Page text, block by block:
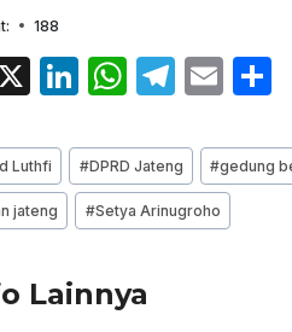
188
X
Li
k
e
dI
W
at
s
A
p
T
e
gr
a
E
ai
l
e
Luthfi #DPRD Jateng #gedung
jateng #Setya Arinugroho
Lainnya